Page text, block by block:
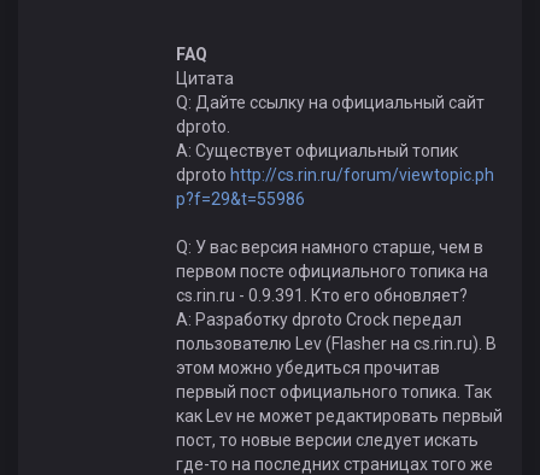
FAQ
Цитата
Q: Дайте ссылку на официальный сайт
dproto.
A: Существует официальный топик
dproto http://cs.rin.ru/forum/viewtopic.ph
p?f=29&t=55986
Q: У вас версия намного старше, чем в
первом посте официального топика на
cs.rin.ru - 0.9.391. Кто его обновляет?
A: Разработку dproto Crock передал
пользователю Lev (Flasher на cs.rin.ru). В
этом можно убедиться прочитав
первый пост официального топика. Так
как Lev не может редактировать первый
пост, то новые версии следует искать
где-то на последних страницах того же